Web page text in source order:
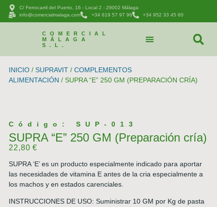
C/ Ferrocarril del Puerto, 16 - Local 2 - 29002 Málaga
info@comercialmalaga.com
+34 619 57 97 96 +34 952 33 45 60
COMERCIAL
MÁLAGA
S.L.
INICIO/ SUPRAVIT/ COMPLEMENTOS
ALIMENTACIÓN / SUPRA “E” 250 GM (PREPARACIÓN CRÍA)
Código: SUP-013
SUPRA “E” 250 GM (Preparación cría)
22,80€
SUPRA ‘E’ es un producto especialmente indicado para aportar
las necesidades de vitamina E antes de la cria especialmente a
los machos y en estados carenciales.
INSTRUCCIONES DE USO: Suministrar 10 GM por Kg de pasta